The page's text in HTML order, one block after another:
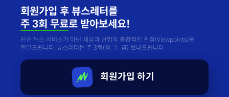
회원가입 후 뷰스레터를
주 3회 무료로 받아보세요!
단순 뉴스 서비스가 아닌 세상과 산업의 종합적인 관점(Viewpoints)을
전달드립니다. 뷰스레터는 주 3회(월, 수, 금) 보내드립니다.
회원가입 하기